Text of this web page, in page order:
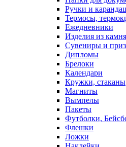
Ручки и
Термосы,
Ежедневники
Изделия из камня
Сувениры и
Дипломы
Брелоки
Календари
Кружки, стаканы
Магниты
Вымпелы
Пакеты
Футболки,
Флешки
Ложки